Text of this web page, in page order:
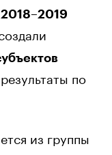
по
из группы